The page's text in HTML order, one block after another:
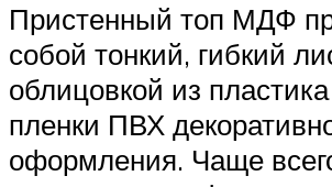
Пристенный топ МДФ
собой тонкий, гибкий
облицовкой из
пленки ПВХ
оформления. Чаще